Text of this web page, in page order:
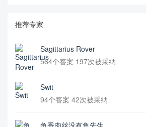
推荐专家
Sagittarius Rover
564个答案 197次被采纳
Swit
94个答案 42次被采纳